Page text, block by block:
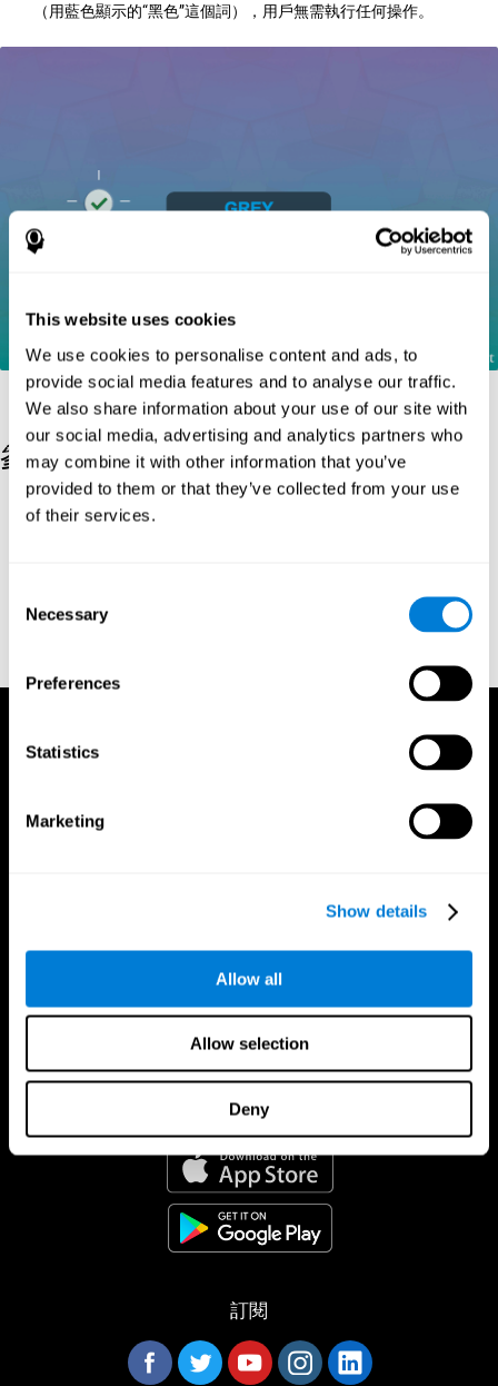
This website uses cookies
We use cookies to personalise content and ads, to
provide social media features and to analyse our traffic.
We also share information about your use of our site with
our social media, advertising and analytics partners who
may combine it with other information that you’ve
provided to them or that they’ve collected from your use
of their services.
Selection
Necessary
Preferences
Statistics
Marketing
Show details
Allow all
Allow selection
Deny
（用藍色顯示的“黑色”這個詞），用戶無需執行任何操作。
參考文獻
Greenberg, L. M., Kindschi, C. L., & Corman, C. L. (1996). TOVA
test of variables of attention: clinical guide. St. Paul, MN: TOVA
reactions. Journal of experimental psychology, 18(6), 643.
Whiteside A., A synopsis of the Vienna Test System: A computer
CogniFit App
訂閱